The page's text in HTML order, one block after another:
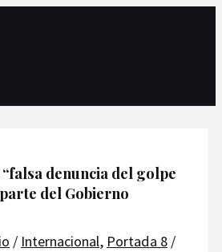
denuncia del golpe
del Gobierno
/ Internacional, Portada 8 /